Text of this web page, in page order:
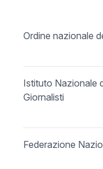
Ordine nazionale
Istituto Nazionale
Giornalisti
Federazione